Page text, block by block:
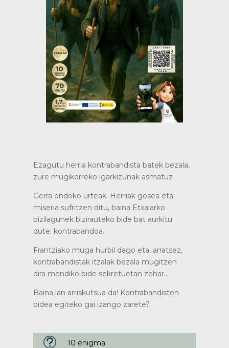
Ezagutu herria kontrabandista batek bezala,
zure mugikorreko igarkizunak asmatuz
Gerra ondoko urteak. Herriak gosea eta
miseria sufritzen ditu, baina Etxalarko
bizilagunek bizirauteko bide bat aurkitu
dute: kontrabandoa.
Frantziako muga hurbil dago eta, arratsez,
kontrabandistak itzalak bezala mugitzen
dira mendiko bide sekretuetan zehar…
Baina lan arriskutsua da! Kontrabandisten
bidea egiteko gai izango zarete?
t 10 enigma